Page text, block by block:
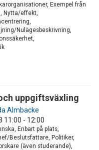
Exempel från
Nytta/effekt,
Nulägesbeskrivning,
uppgiftsväxling
Almbacke
11:00 - 12:00
Enbart på plats,
Beslutsfattare, Politiker,
(även studerande),